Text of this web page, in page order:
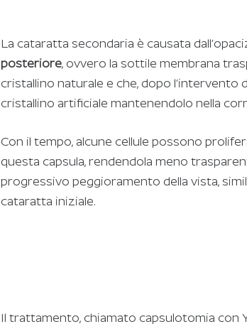
La cataratta secondaria è causata
posteriore, ovvero la sottile membrana
cristallino naturale e che, dopo l’intervento
cristallino artificiale mantenendolo nella
Con il tempo, alcune cellule possono
questa capsula, rendendola meno
progressivo peggioramento della vista,
cataratta iniziale.
Il trattamento, chiamato capsulotomia con